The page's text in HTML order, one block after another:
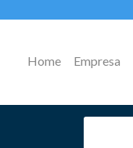
Home Empresa